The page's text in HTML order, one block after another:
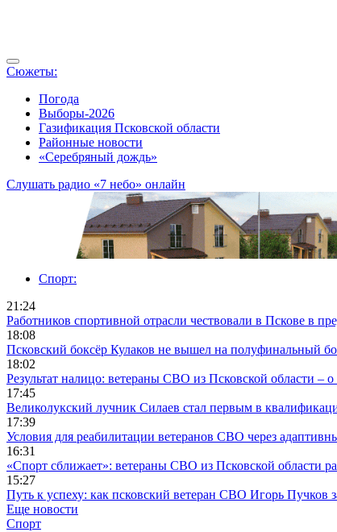
Сюжеты:
Погода
Выборы-2026
Газификация Псковской области
Районные новости
«Серебряный дождь»
Слушать радио «7 небо» онлайн
Спорт:
21:24
Работников спортивной отрасли чествовали в Пскове в
18:08
Псковский боксёр Кулаков не вышел на полуфинальный
18:02
Результат налицо: ветераны СВО из Псковской области –
17:45
Великолукский лучник Силаев стал первым в
17:39
Условия для реабилитации ветеранов СВО через
16:31
«Спорт сближает»: ветераны СВО из Псковской области
15:27
Путь к успеху: как псковский ветеран СВО Игорь Пучков
Еще новости
Спорт